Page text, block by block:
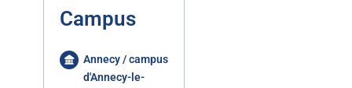
Campus
Annecy / campus
d'Annecy-le-